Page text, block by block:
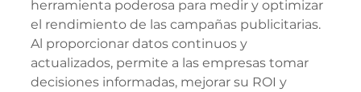
herramienta poderosa para medir y optimizar
el rendimiento de las campañas publicitarias.
Al proporcionar datos continuos y
actualizados, permite a las empresas tomar
decisiones informadas, mejorar su ROI y